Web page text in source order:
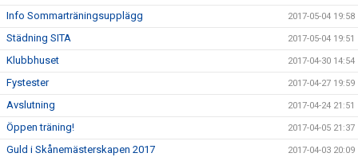
Info Sommarträningsupplägg 2017-05-04 19:58
Städning SITA 2017-05-04 19:51
Klubbhuset 2017-04-30 14:54
Fystester 2017-04-27 19:59
Avslutning 2017-04-24 21:51
Öppen träning! 2017-04-05 21:37
Guld i Skånemästerskapen 2017 2017-04-03 20:09